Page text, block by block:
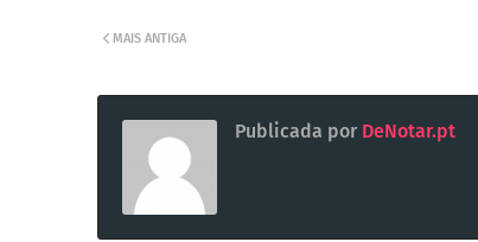
MAIS ANTIGA
Publicada por DeNotar.pt